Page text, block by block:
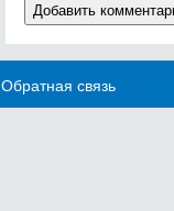
Обратная связь